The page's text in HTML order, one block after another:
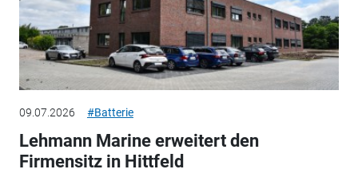
09.07.2026 #Batterie
Lehmann Marine erweitert den
Firmensitz in Hittfeld